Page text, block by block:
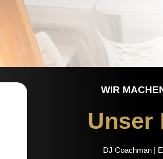
WIR
Unser
DJ Coachman |